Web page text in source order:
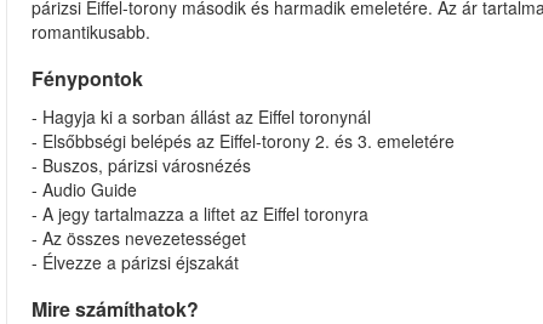
párizsi Eiffel-torony második és harmadik emeletére. Az ár
romantikusabb.
Fénypontok
- Hagyja ki a sorban állást az Eiffel toronynál
- Elsőbbségi belépés az Eiffel-torony 2. és 3. emeletére
- Buszos, párizsi városnézés
- Audio Guide
- A jegy tartalmazza a liftet az Eiffel toronyra
- Az összes nevezetességet
- Élvezze a párizsi éjszakát
Mire számíthatok?